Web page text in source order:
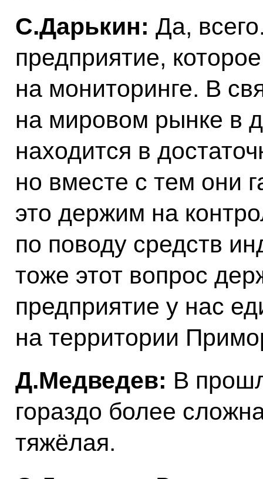
С.Дарькин: Да,
предприятие,
на мониторинге. В
на мировом рынке в
находится в
но вместе с тем они
это держим на
по поводу средств
тоже этот вопрос
предприятие у нас
на территории
Д.Медведев: В
гораздо более
тяжёлая.